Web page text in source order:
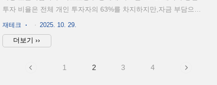
투자 비율은 전체 개인 투자자의 63%를 차지하지만,자금 부담으로
인해 최근에는 1억 원 이하의 소액 분산 투자가 빠르게 늘고 있습니
다.그렇다면 리스크는 낮추면서도 수익을 확보할 수 있는 실질적인
투자 전략은 무엇일까요?40·50대는 안정성과 현금흐름 중심의 투
가능6단계 전략으로 위험을 줄이며 장기 수익 구조화1. 4050세대가
재테크 2025. 10. 29.
더보기 ››
1 2 3 4